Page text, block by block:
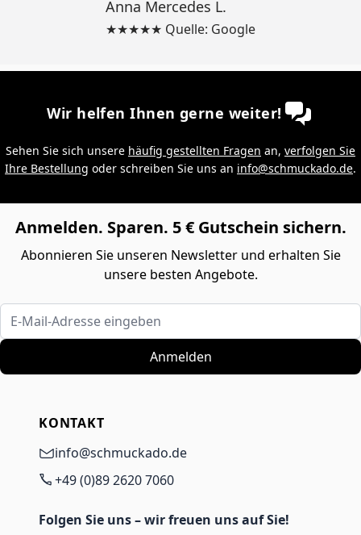
Anna Mercedes L.
★★★★★ Quelle: Google
Wir helfen Ihnen gerne weiter!
Sehen Sie sich unsere häufig gestellten Fragen an, verfolgen Sie
Ihre Bestellung oder schreiben Sie uns an info@schmuckado.de.
Anmelden. Sparen. 5 € Gutschein sichern.
Abonnieren Sie unseren Newsletter und erhalten Sie
unsere besten Angebote.
E-Mail-Adresse eingeben
Anmelden
KONTAKT
info@schmuckado.de
+49 (0)89 2620 7060
Folgen Sie uns – wir freuen uns auf Sie!